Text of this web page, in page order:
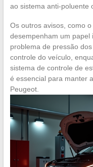
ao sistema anti-poluente
Os outros avisos, como
desempenham um papel
problema de pressão
controle do veículo,
sistema de controle de
é essencial para manter
Peugeot.